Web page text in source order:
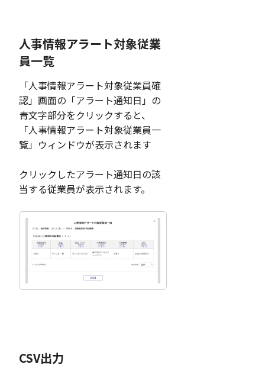
人事情報アラート対象従業
員一覧
「人事情報アラート対象従業員確
認」画面の「アラート通知日」の
青文字部分をクリックすると、
「人事情報アラート対象従業員一
覧」ウィンドウが表示されます
クリックしたアラート通知日の該
当する従業員が表示されます。
CSV出力